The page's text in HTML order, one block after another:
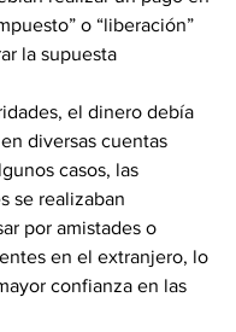
o “liberación”
la supuesta
el dinero debía
diversas cuentas
casos, las
se realizaban
por amistades o
en el extranjero, lo
confianza en las